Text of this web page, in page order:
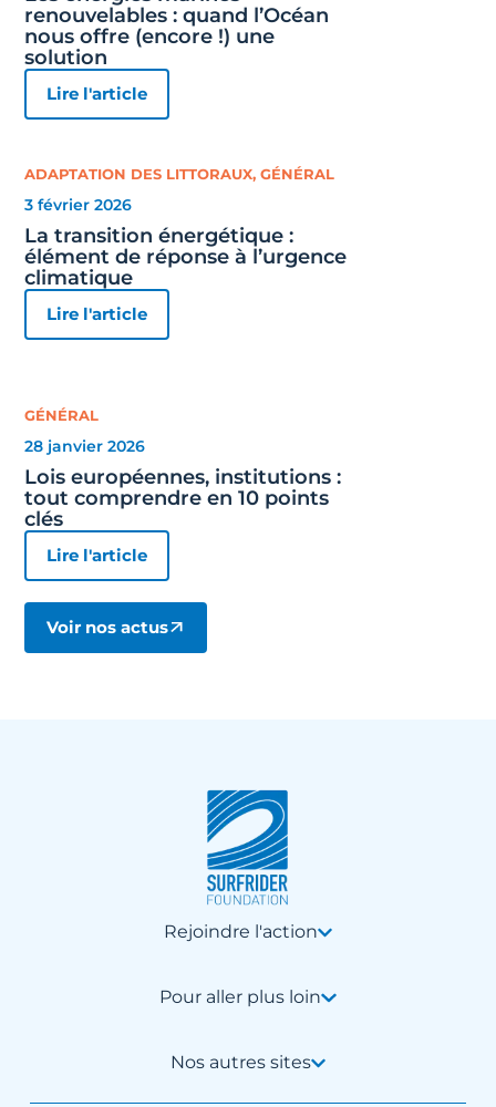
renouvelables : quand l’Océan
nous offre (encore !) une
solution
Lire l'article
ADAPTATION DES LITTORAUX,GÉNÉRAL
3 février 2026
La transition énergétique :
élément de réponse à l’urgence
climatique
Lire l'article
GÉNÉRAL
28 janvier 2026
Lois européennes, institutions :
tout comprendre en 10 points
clés
Lire l'article
Voir nos actus
Rejoindre l'action
Pour aller plus loin
Nos autres sites